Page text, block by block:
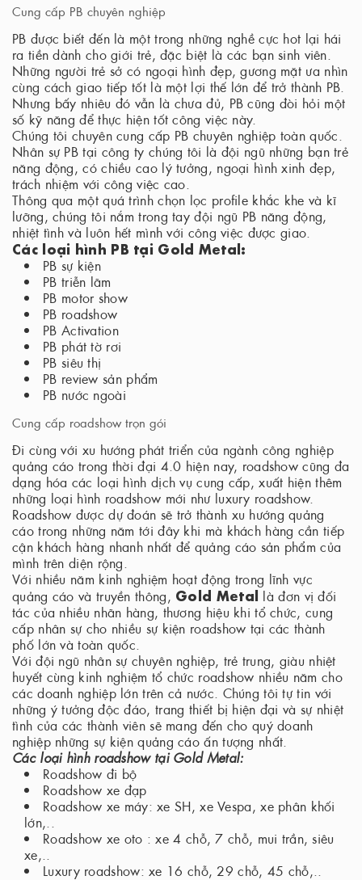
Cung cấp PB chuyên nghiệp
PB được biết đến là một trong những nghề cực hot lại hái
ra tiền dành cho giới trẻ, đặc biệt là các bạn sinh viên.
Những người trẻ sở có ngoại hình đẹp, gương mặt ưa nhìn
cùng cách giao tiếp tốt là một lợi thế lớn để trở thành PB.
Nhưng bấy nhiêu đó vẫn là chưa đủ, PB cũng đòi hỏi một
số kỹ năng để thực hiện tốt công việc này.
Chúng tôi chuyên cung cấp PB chuyên nghiệp toàn quốc.
Nhân sự PB tại công ty chúng tôi là đội ngũ những bạn trẻ
năng động, có chiều cao lý tưởng, ngoại hình xinh đẹp,
trách nhiệm với công việc cao.
Thông qua một quá trình chọn lọc profile khắc khe và kĩ
lưỡng, chúng tôi nắm trong tay đội ngũ PB năng động,
nhiệt tình và luôn hết mình với công việc được giao.
Các loại hình PB tại Gold Metal:
PB sự kiện
PB triễn lãm
PB motor show
PB roadshow
PB Activation
PB phát tờ rơi
PB siêu thị
PB review sản phẩm
PB nước ngoài
Cung cấp roadshow trọn gói
Đi cùng với xu hướng phát triển của ngành công nghiệp
quảng cáo trong thời đại 4.0 hiện nay, roadshow cũng đa
dạng hóa các loại hình dịch vụ cung cấp, xuất hiện thêm
những loại hình roadshow mới như luxury roadshow.
Roadshow được dự đoán sẽ trở thành xu hướng quảng
cáo trong những năm tới đây khi mà khách hàng cần tiếp
cận khách hàng nhanh nhất để quảng cáo sản phẩm của
mình trên diện rộng.
Với nhiều năm kinh nghiệm hoạt động trong lĩnh vực
quảng cáo và truyền thông, Gold Metal là đơn vị đối
tác của nhiều nhãn hàng, thương hiệu khi tổ chức, cung
cấp nhân sự cho nhiều sự kiện roadshow tại các thành
phố lớn và toàn quốc.
Với đội ngũ nhân sự chuyên nghiệp, trẻ trung, giàu nhiệt
huyết cùng kinh nghiệm tổ chức roadshow nhiều năm cho
các doanh nghiệp lớn trên cả nước. Chúng tôi tự tin với
những ý tưởng độc đáo, trang thiết bị hiện đại và sự nhiệt
tình của các thành viên sẽ mang đến cho quý doanh
nghiệp những sự kiện quảng cáo ấn tượng nhất.
Các loại hình roadshow tại Gold Metal:
Roadshow đi bộ
Roadshow xe đạp
Roadshow xe máy: xe SH, xe Vespa, xe phân khối
lớn,..
Roadshow xe oto : xe 4 chỗ, 7 chỗ, mui trần, siêu
xe,..
Luxury roadshow: xe 16 chỗ, 29 chỗ, 45 chỗ,..